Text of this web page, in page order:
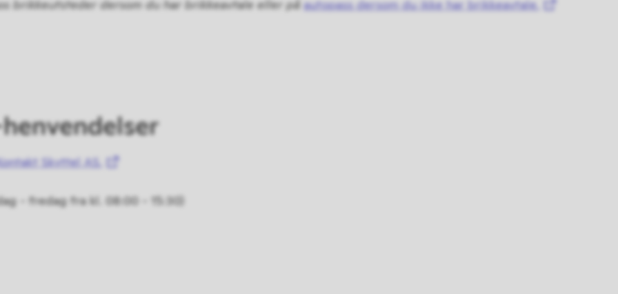
brikkeutsteder dersom du har brikkeavtale eller påautopass dersom du ikke har brikkeavtale.
Skyttel AS.
- fredag fra kl. 08:00 - 15:30)